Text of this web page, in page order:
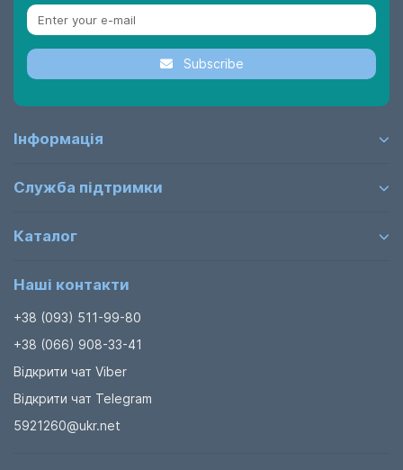
Subscribe
Інформація
Служба підтримки
Каталог
Наші контакти
+38 (093) 511-99-80
+38 (066) 908-33-41
Відкрити чат Viber
Відкрити чат Telegram
5921260@ukr.net